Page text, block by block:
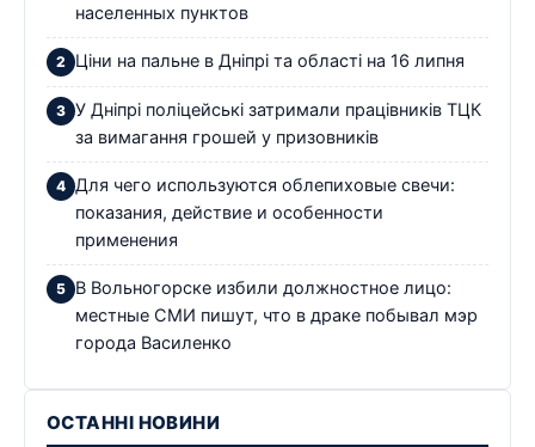
населенных пунктов
Ціни на пальне в Дніпрі та області на 16 липня
У Дніпрі поліцейські затримали працівників ТЦК
за вимагання грошей у призовників
Для чего используются облепиховые свечи:
показания, действие и особенности
применения
В Вольногорске избили должностное лицо:
местные СМИ пишут, что в драке побывал мэр
города Василенко
ОСТАННІ НОВИНИ